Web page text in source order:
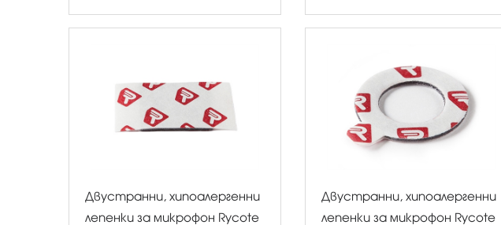
Двустранни, хипоалергенни
лепенки за микрофон Rycote
Двустранни, хипоалергенни
лепенки за микрофон Rycote